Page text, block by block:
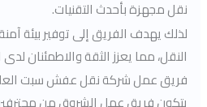
نقل مجهزة بأحدث التقنيات.
لذلك يهدف الفريق إلى توفير بيئة
النقل، مما يعزز الثقة والاطمئنان
فريق عمل شركة نقل عفش سبت